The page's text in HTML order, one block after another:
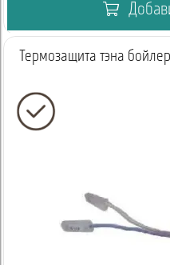
Термозащита тэна